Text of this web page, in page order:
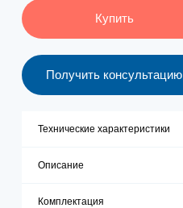
Купить
Получить консультацию
Технические характеристики
Описание
Комплектация